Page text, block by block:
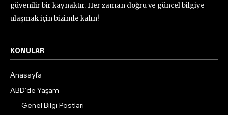
güvenilir bir kaynaktır. Her zaman doğru ve güncel bilgiye
ulaşmak için bizimle kalın!
KONULAR
Anasayfa
ABD’de Yaşam
Genel Bilgi Postları